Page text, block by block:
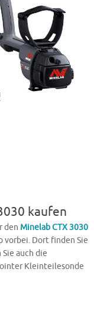
kaufen
den Minelab CTX 3030
vorbei. Dort finden Sie
auch die
Kleinteilesonde